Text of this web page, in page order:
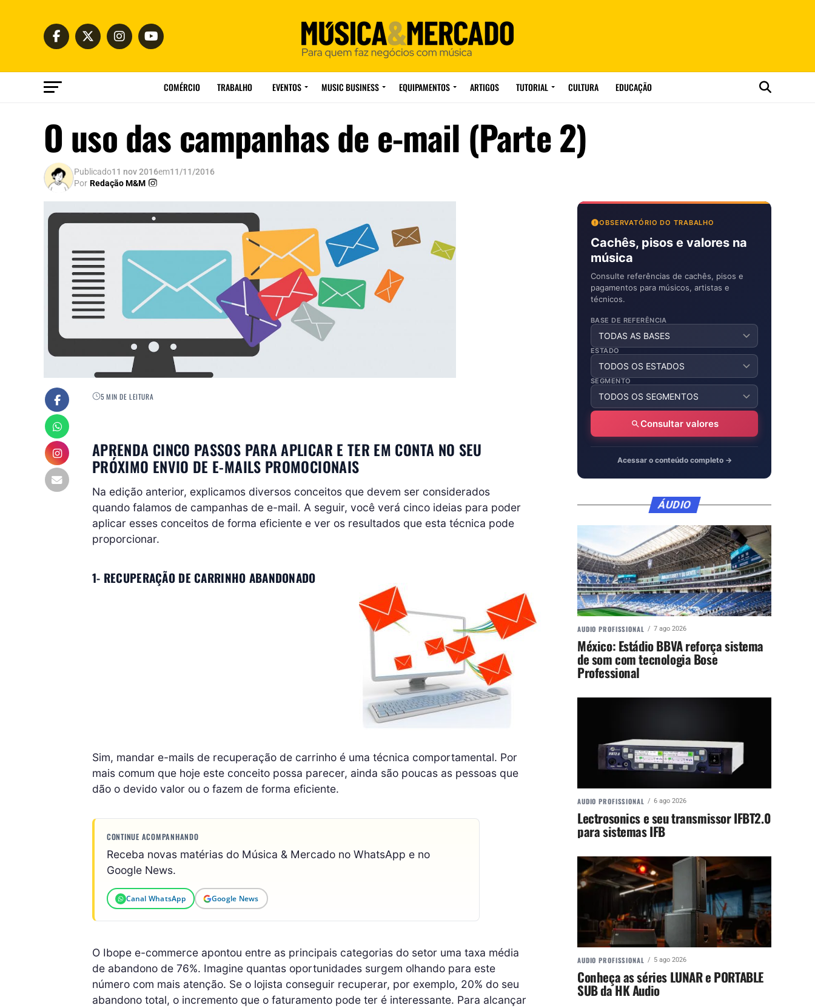
COMÉRCIO TRABALHO EVENTOS MUSIC BUSINESS EQUIPAMENTOS ARTIGOS TUTORIAL CULTURA EDUCAÇÃO
O uso das campanhas de e-mail (Parte 2)
Publicado11 nov 2016em11/11/2016
Por Redação M&M
5 MIN DE LEITURA
APRENDA CINCO PASSOS PARA APLICAR E TER EM CONTA NO SEU
PRÓXIMO ENVIO DE E-MAILS PROMOCIONAIS
Na edição anterior, explicamos diversos conceitos que devem ser considerados
quando falamos de campanhas de e-mail. A seguir, você verá cinco ideias para poder
aplicar esses conceitos de forma eficiente e ver os resultados que esta técnica pode
proporcionar.
1- RECUPERAÇÃO DE CARRINHO ABANDONADO
Sim, mandar e-mails de recuperação de carrinho é uma técnica comportamental. Por
mais comum que hoje este conceito possa parecer, ainda são poucas as pessoas que
dão o devido valor ou o fazem de forma eficiente.
CONTINUE ACOMPANHANDO
Receba novas matérias do Música & Mercado no WhatsApp e no
Google News.
Canal WhatsApp Google News
O Ibope e-commerce apontou entre as principais categorias do setor uma taxa média
de abandono de 76%. Imagine quantas oportunidades surgem olhando para este
número com mais atenção. Se o lojista conseguir recuperar, por exemplo, 20% do seu
abandono total, o incremento que o faturamento pode ter é interessante. Para alcançar
OBSERVATÓRIO DO TRABALHO
Cachês, pisos e valores na
música
Consulte referências de cachês, pisos e
pagamentos para músicos, artistas e
técnicos.
BASE DE REFERÊNCIA
ESTADO
SEGMENTO
Consultar valores
Acessar o conteúdo completo →
ÁUDIO
AUDIO PROFISSIONAL 7 ago 2026
México: Estádio BBVA reforça sistema
de som com tecnologia Bose
Professional
AUDIO PROFISSIONAL 6 ago 2026
Lectrosonics e seu transmissor IFBT2.0
para sistemas IFB
AUDIO PROFISSIONAL 5 ago 2026
Conheça as séries LUNAR e PORTABLE
SUB da HK Audio